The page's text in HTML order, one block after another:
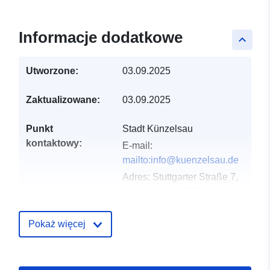
keyboard_arrow_up
Informacje dodatkowe
Utworzone: 03.09.2025
Zaktualizowane: 03.09.2025
Punkt
kontaktowy:
Stadt Künzelsau
E-mail:
mailto:info@kuenzelsau.de
Adres: Stuttgarter Straße 7,
Pokaż więcej